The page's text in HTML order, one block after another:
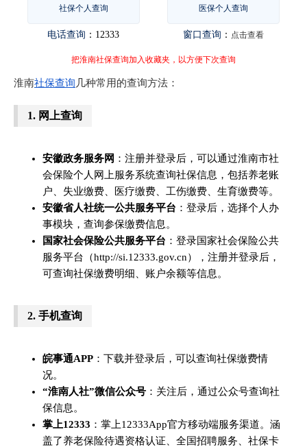
社保个人查询 医保个人查询
电话查询 ：12333 窗口查询 ： 点击查看
把淮南社保查询加入收藏夹，以方便下次查询
淮南社保查询 几种常用的查询方法：
1. 网上查询
安徽政务服务网 ：注册并登录后，可以通过淮南市社
会保险个人网上服务系统查询社保信息，包括养老账
户、失业缴费、医疗缴费、工伤缴费、生育缴费等。
安徽省人社统一公共服务平台 ：登录后，选择个人办
事模块，查询参保缴费信息。
国家社会保险公共服务平台 ：登录国家社会保险公共
服务平台（http://si.12333.gov.cn），注册并登录后，
可查询社保缴费明细、账户余额等信息。
2. 手机查询
皖事通APP ：下载并登录后，可以查询社保缴费情
况。
“淮南人社”微信公众号 ：关注后，通过公众号查询社
保信息。
掌上12333 ：掌上12333App官方移动端服务渠道。涵
盖了养老保险待遇资格认证、全国招聘服务、社保卡